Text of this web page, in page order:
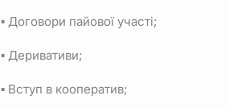
▪ Договори пайової участі;
▪ Деривативи;
▪ Вступ в кооператив;